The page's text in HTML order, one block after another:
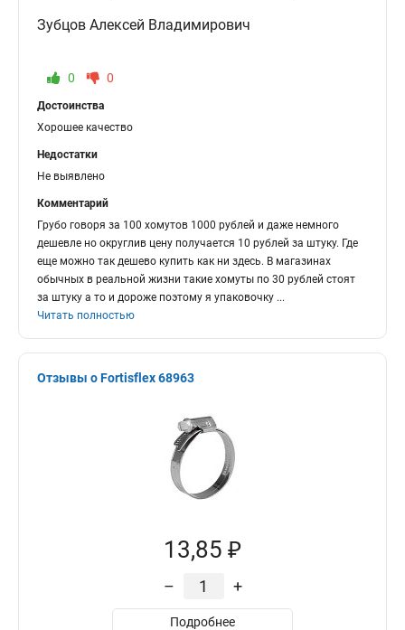
Зубцов Алексей Владимирович
0 0
Достоинства
Хорошее качество
Недостатки
Не выявлено
Комментарий
Грубо говоря за 100 хомутов 1000 рублей и даже немного
дешевле но округлив цену получается 10 рублей за штуку. Где
еще можно так дешево купить как ни здесь. В магазинах
обычных в реальной жизни такие хомуты по 30 рублей стоят
за штуку а то и дороже поэтому я упаковочку ...
Читать полностью
Отзывы о Fortisflex 68963
13,85 ₽
– +
Подробнее